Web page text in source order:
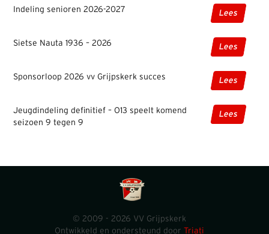
Indeling senioren 2026-2027 Lees
Sietse Nauta 1936 – 2026 Lees
Sponsorloop 2026 vv Grijpskerk succes Lees
Jeugdindeling definitief – O13 speelt komend
seizoen 9 tegen 9
Lees
© 2009 - 2026 VV Grijpskerk
Ontwikkeld en ondersteund door Triati